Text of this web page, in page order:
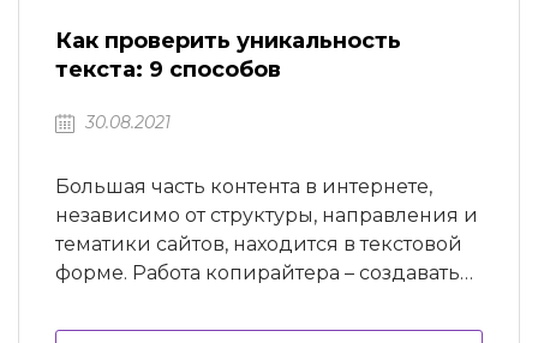
Как проверить уникальность
текста: 9 способов
30.08.2021
Большая часть контента в интернете,
независимо от структуры, направления и
тематики сайтов, находится в текстовой
форме. Работа копирайтера – создавать
Хороший текст создаётся не только в